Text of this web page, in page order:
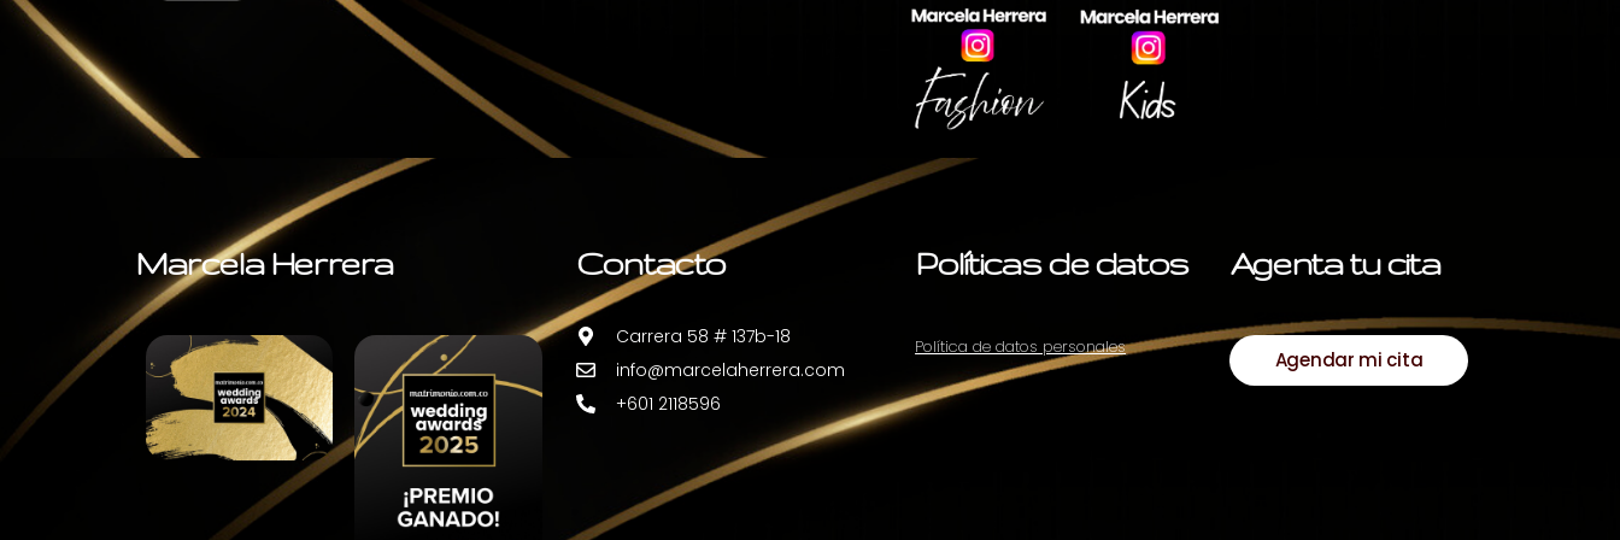
Marcela Herrera Contacto
Carrera 58 # 137b-18
info@marcelaherrera.com
+601 2118596
Políticas de datos
Política de datos personales
Agenta tu cita
Agendar mi cita